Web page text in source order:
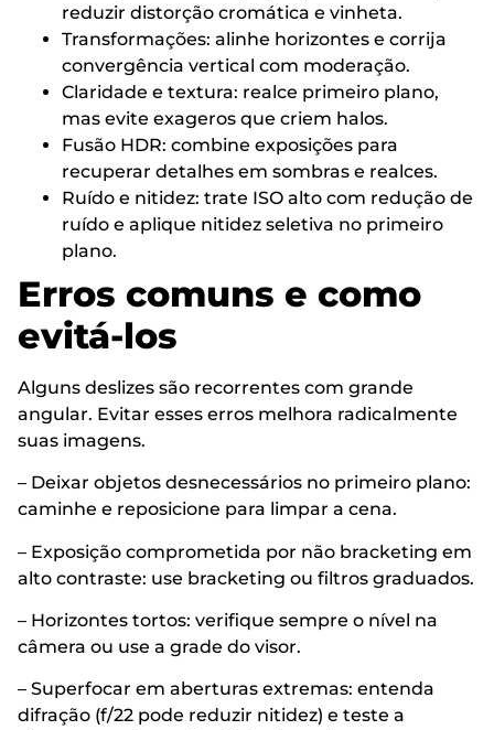
reduzir distorção cromática e vinheta.
Transformações: alinhe horizontes e corrija
convergência vertical com moderação.
Claridade e textura: realce primeiro plano,
mas evite exageros que criem halos.
Fusão HDR: combine exposições para
recuperar detalhes em sombras e realces.
Ruído e nitidez: trate ISO alto com redução de
ruído e aplique nitidez seletiva no primeiro
plano.
Erros comuns e como
evitá-los
Alguns deslizes são recorrentes com grande
angular. Evitar esses erros melhora radicalmente
suas imagens.
– Deixar objetos desnecessários no primeiro plano:
caminhe e reposicione para limpar a cena.
– Exposição comprometida por não bracketing em
alto contraste: use bracketing ou filtros graduados.
– Horizontes tortos: verifique sempre o nível na
câmera ou use a grade do visor.
– Superfocar em aberturas extremas: entenda
difração (f/22 pode reduzir nitidez) e teste a